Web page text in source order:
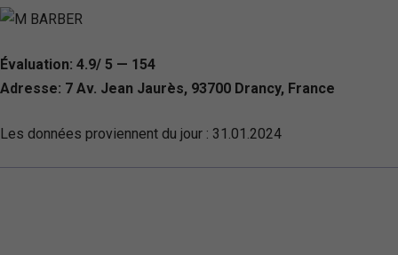
Évaluation: 4.9/ 5 — 154
Adresse: 7 Av. Jean Jaurès, 93700 Drancy, France
Les données proviennent du jour : 31.01.2024